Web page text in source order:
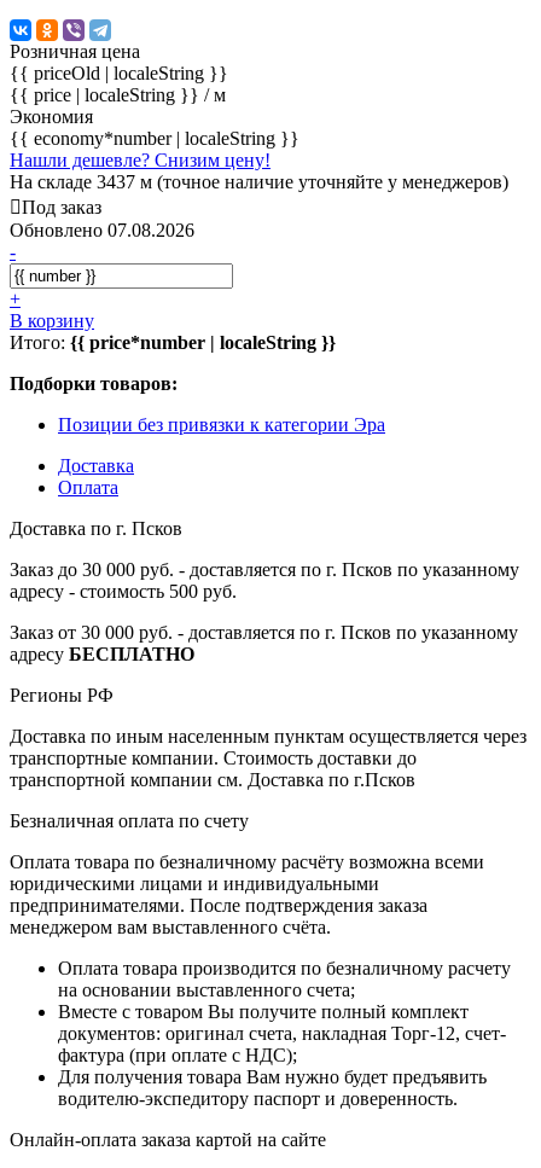
Розничная цена
{{ priceOld | localeString }}
{{ price | localeString }} / м
Экономия
{{ economy*number | localeString }}
Нашли дешевле? Снизим цену!
На складе 3437 м (точное наличие уточняйте у менеджеров)
Под заказ
Обновлено 07.08.2026
-
+
В корзину
Итого: {{ price*number | localeString }}
Подборки товаров:
Позиции без привязки к категории Эра
Доставка
Оплата
Доставка по г. Псков
Заказ до 30 000 руб. - доставляется по г. Псков по указанному
адресу - стоимость 500 руб.
Заказ от 30 000 руб. - доставляется по г. Псков по указанному
адресу БЕСПЛАТНО
Регионы РФ
Доставка по иным населенным пунктам осуществляется через
транспортные компании. Стоимость доставки до
транспортной компании см. Доставка по г.Псков
Безналичная оплата по счету
Оплата товара по безналичному расчёту возможна всеми
юридическими лицами и индивидуальными
предпринимателями. После подтверждения заказа
менеджером вам выставленного счёта.
Оплата товара производится по безналичному расчету
на основании выставленного счета;
Вместе с товаром Вы получите полный комплект
документов: оригинал счета, накладная Торг-12, счет-
фактура (при оплате с НДС);
Для получения товара Вам нужно будет предъявить
водителю-экспедитору паспорт и доверенность.
Онлайн-оплата заказа картой на сайте